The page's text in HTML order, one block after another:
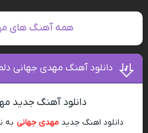
همه آهنگ های
دانلود آهنگ مهدی جهانی
دانلود آهنگ جدید
دانلود اهنگ جدیدمهدی جهانی به